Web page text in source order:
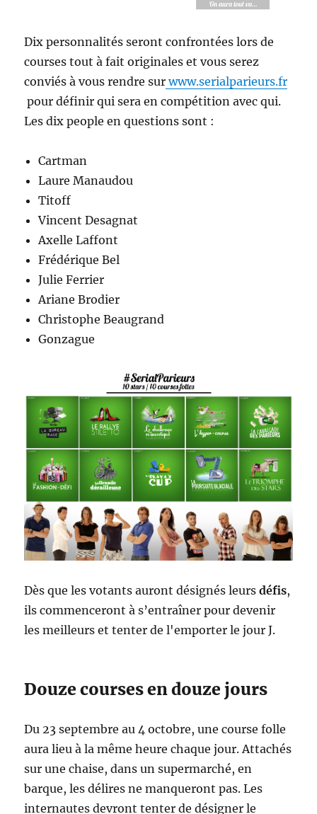
Dix personnalités seront confrontées lors de
courses tout à fait originales et vous serez
conviés à vous rendre surwww.serialparieurs.fr
pour définir qui sera en compétition avec qui.
Les dix people en questions sont :
Cartman
Laure Manaudou
Titoff
Vincent Desagnat
Axelle Laffont
Frédérique Bel
Julie Ferrier
Ariane Brodier
Christophe Beaugrand
Gonzague
Dès que les votants auront désignés leursdéfis,
ils commenceront à s’entraîner pour devenir
les meilleurs et tenter de l'emporter le jour J.
Douze courses en douze jours
Du 23 septembre au 4 octobre, une course folle
aura lieu à la même heure chaque jour. Attachés
sur une chaise, dans un supermarché, en
barque, les délires ne manqueront pas. Les
internautes devront tenter de désigner le